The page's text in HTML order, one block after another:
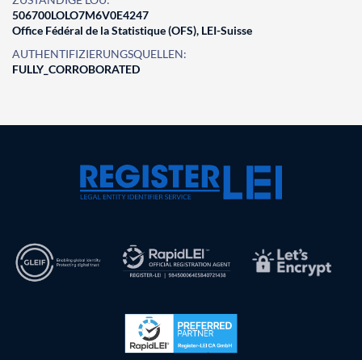
506700LOLO7M6V0E4247
Office Fédéral de la Statistique (OFS), LEI-Suisse
AUTHENTIFIZIERUNGSQUELLEN:
FULLY_CORROBORATED